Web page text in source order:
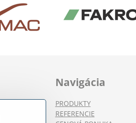
Navigácia
PRODUKTY
REFERENCIE